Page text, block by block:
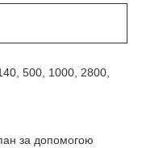
500, 1000, 2800,
за допомогою